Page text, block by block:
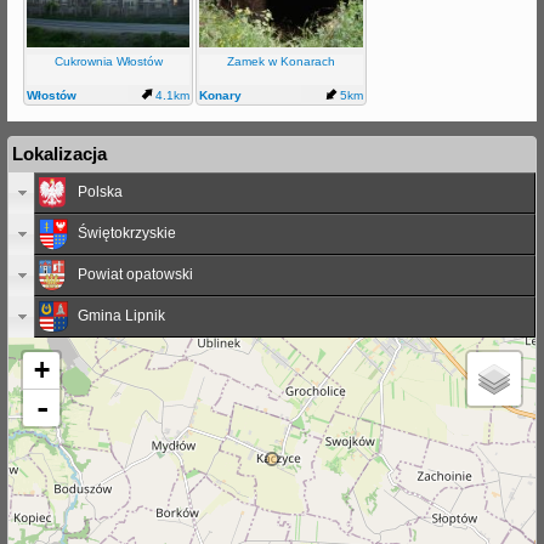
Cukrownia Włostów
Włostów 4.1km
Zamek w Konarach
Konary 5km
Lokalizacja
Polska
Świętokrzyskie
Powiat opatowski
Gmina Lipnik
+
-